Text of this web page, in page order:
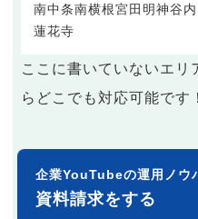
南中条南横根宮田 明神谷内
蓮花寺
ここに書いていないエリ
らどこでも対応可能です！
企業YouTubeの運用ノウ
資料請求をする